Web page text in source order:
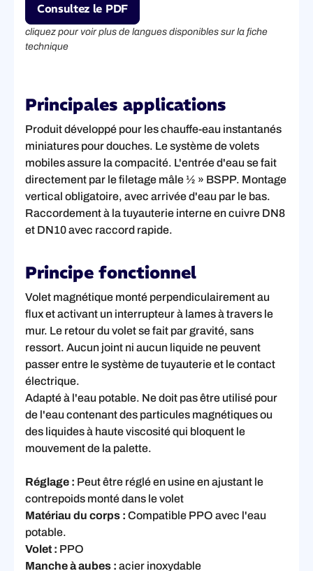
Consultez le PDF
cliquez pour voir plus de langues disponibles sur la fiche
technique
Principales applications
Produit développé pour les chauffe-eau instantanés
miniatures pour douches. Le système de volets
mobiles assure la compacité. L'entrée d'eau se fait
directement par le filetage mâle ½ » BSPP. Montage
vertical obligatoire, avec arrivée d'eau par le bas.
Raccordement à la tuyauterie interne en cuivre DN8
et DN10 avec raccord rapide.
Principe fonctionnel
Volet magnétique monté perpendiculairement au
flux et activant un interrupteur à lames à travers le
mur. Le retour du volet se fait par gravité, sans
ressort. Aucun joint ni aucun liquide ne peuvent
passer entre le système de tuyauterie et le contact
électrique.
Adapté à l'eau potable. Ne doit pas être utilisé pour
de l'eau contenant des particules magnétiques ou
des liquides à haute viscosité qui bloquent le
mouvement de la palette.
Réglage : Peut être réglé en usine en ajustant le
contrepoids monté dans le volet
Matériau du corps : Compatible PPO avec l'eau
potable.
Volet : PPO
Manche à aubes : acier inoxydable